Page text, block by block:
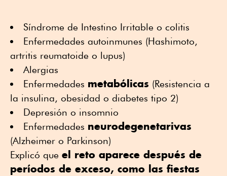
Síndrome de Intestino Irritable o colitis
Enfermedades autoinmunes (Hashimoto,
artritis reumatoide o lupus)
Alergias
Enfermedades metabólicas (Resistencia a
la insulina, obesidad o diabetes tipo 2)
Depresión o insomnio
Enfermedades neurodegenetarivas
(Alzheimer o Parkinson)
Explicó que el reto aparece después de
períodos de exceso, como las fiestas